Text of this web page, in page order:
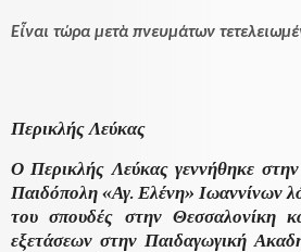
Εἶναι τώρα μετὰ πνευμάτων
Περικλής Λεύκας
Ο Περικλής Λεύκας γεννήθηκε
Παιδόπολη «Αγ. Ελένη» Ιωαννίνων
του σπουδές στην Θεσσαλονίκη
εξετάσεων στην Παιδαγωγική